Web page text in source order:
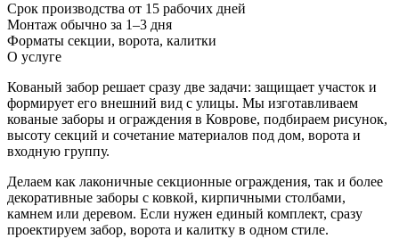
Срок производства от 15 рабочих дней
Монтаж обычно за 1–3 дня
Форматы секции, ворота, калитки
О услуге
Кованый забор решает сразу две задачи: защищает участок и
формирует его внешний вид с улицы. Мы изготавливаем
кованые заборы и ограждения в Коврове, подбираем рисунок,
высоту секций и сочетание материалов под дом, ворота и
входную группу.
Делаем как лаконичные секционные ограждения, так и более
декоративные заборы с ковкой, кирпичными столбами,
камнем или деревом. Если нужен единый комплект, сразу
проектируем забор, ворота и калитку в одном стиле.